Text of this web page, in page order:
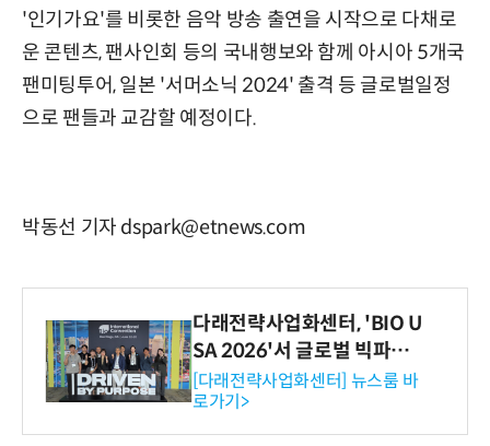
'인기가요'를 비롯한 음악 방송 출연을 시작으로 다채로
운 콘텐츠, 팬사인회 등의 국내행보와 함께 아시아 5개국
팬미팅투어, 일본 '서머소닉 2024' 출격 등 글로벌일정
으로 팬들과 교감할 예정이다.
박동선 기자 dspark@etnews.com
다래전략사업화센터, 'BIO U
SA 2026'서 글로벌 빅파마
와의 비즈니스 미팅 지원…K
-바이오 해외 진출 교두보 확
보
[다래전략사업화센터] 뉴스룸 바
로가기>